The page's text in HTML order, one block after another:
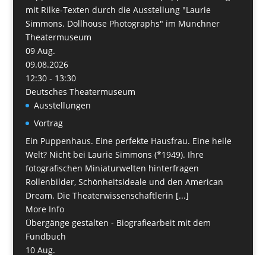
mit Rilke-Texten durch die Ausstellung "Laurie
Simmons. Dollhouse Photographs" im Münchner
Theatermuseum
09 Aug.
09.08.2026
12:30 - 13:30
Deutsches Theatermuseum
Ausstellungen
Vortrag
Ein Puppenhaus. Eine perfekte Hausfrau. Eine heile
Welt? Nicht bei Laurie Simmons (*1949). Ihre
fotografischen Miniaturwelten hinterfragen
Rollenbilder, Schönheitsideale und den American
Dream. Die Theaterwissenschaftlerin [...]
More Info
Übergänge gestalten - Biografiearbeit mit dem
Fundbuch
10 Aug.